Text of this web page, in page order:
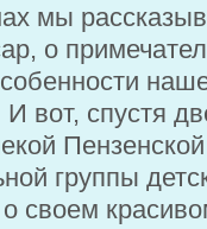
мы
о
вот, спустя
группы
своем